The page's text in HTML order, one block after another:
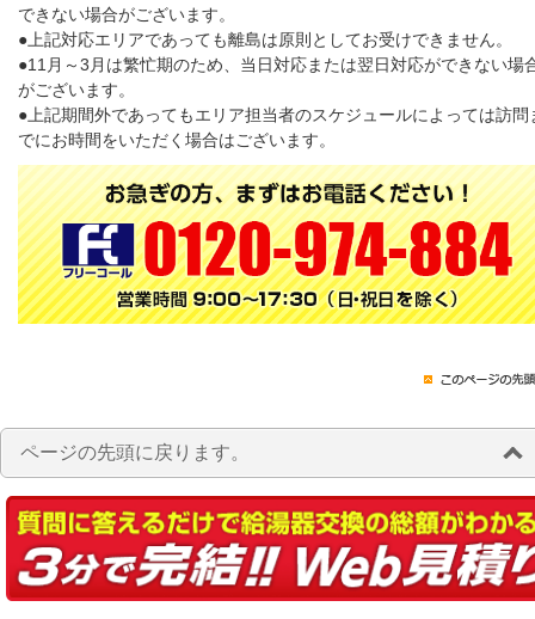
できない場合がございます。
●上記対応エリアであっても離島は原則としてお受けできません。
●11月～3月は繁忙期のため、当日対応または翌日対応ができない場
がございます。
●上記期間外であってもエリア担当者のスケジュールによっては訪問
でにお時間をいただく場合はございます。
ページの先頭に戻ります。